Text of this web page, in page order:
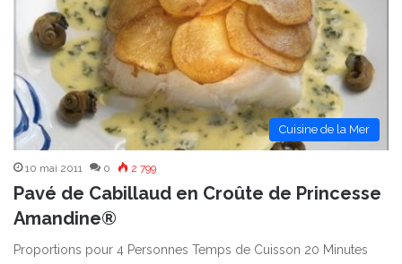
Cuisine de la Mer
10 mai 2011 0 2 799
Pavé de Cabillaud en Croûte de Princesse
Amandine®
Proportions pour 4 Personnes Temps de Cuisson 20 Minutes